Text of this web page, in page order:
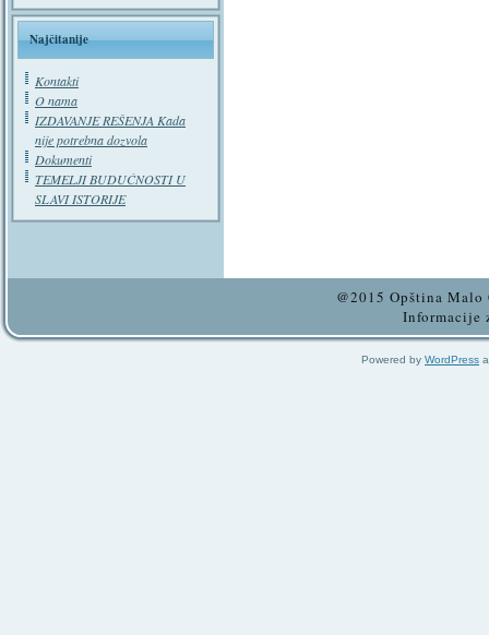
Najčitanije
Kontakti
O nama
IZDAVANJE REŠENJA Kada
nije potrebna dozvola
Dokumenti
TEMELJI BUDUĆNOSTI U
SLAVI ISTORIJE
@2015 Opština
Informacije
Powered by WordPress